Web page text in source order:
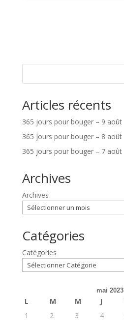
Articles récents
365 jours pour bouger – 9 août
365 jours pour bouger – 8 août
365 jours pour bouger – 7 août
Archives
Archives
Catégories
Catégories
mai 2023
L M M J
1
2 3 4